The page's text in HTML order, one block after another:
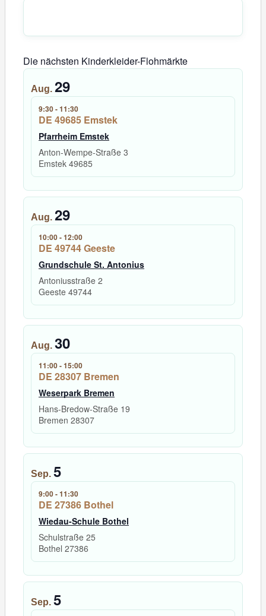
Die nächsten Kinderkleider-Flohmärkte
Aug. 29
9:30-11:30
DE 49685 Emstek
Pfarrheim Emstek
Anton-Wempe-Straße 3
Emstek 49685
Aug. 29
10:00-12:00
DE 49744 Geeste
Grundschule St. Antonius
Antoniusstraße 2
Geeste 49744
Aug. 30
11:00-15:00
DE 28307 Bremen
Weserpark Bremen
Hans-Bredow-Straße 19
Bremen 28307
Sep. 5
9:00-11:30
DE 27386 Bothel
Wiedau-Schule Bothel
Schulstraße 25
Bothel 27386
Sep. 5